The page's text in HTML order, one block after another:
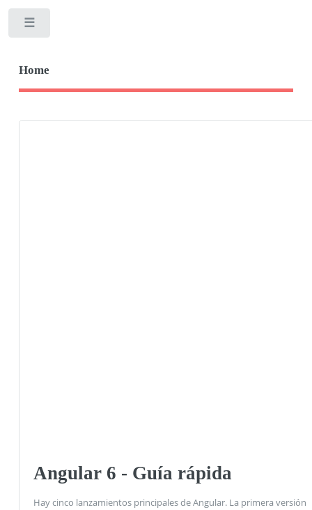
Home
Angular 6 - Guía rápida
Hay cinco lanzamientos principales de Angular. La primera versión